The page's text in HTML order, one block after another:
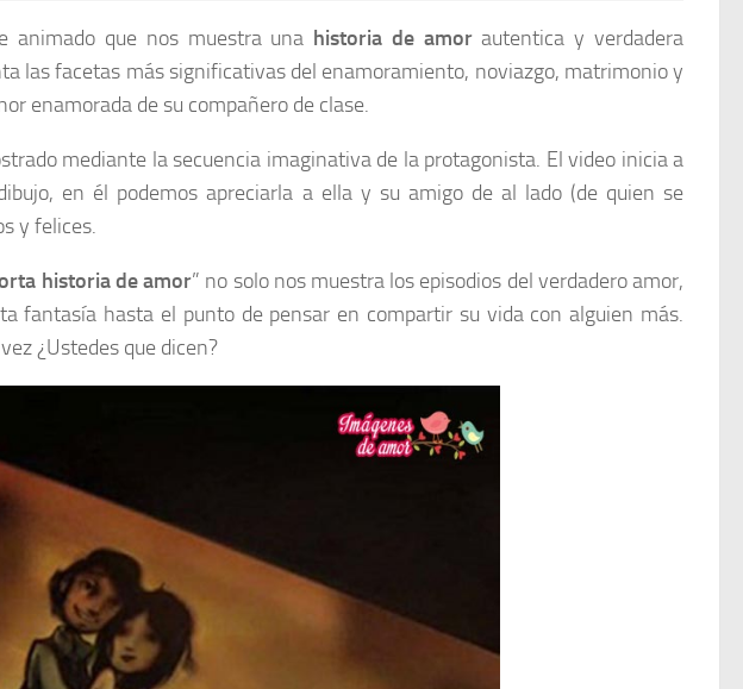
animado que nos muestra una historia de amorautentica y verdadera
las facetas más significativas del enamoramiento, noviazgo, matrimonio y
enamorada de su compañero de clase.
mediante la secuencia imaginativa de la protagonista. El video inicia a
en él podemos apreciarla a ella y su amigo de al lado (de quien se
y felices.
historia de amor” no solo nos muestra los episodios del verdadero amor,
fantasía hasta el punto de pensar en compartir su vida con alguien más.
¿Ustedes que dicen?